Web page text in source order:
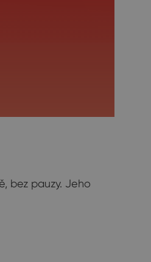
bez pauzy. Jeho